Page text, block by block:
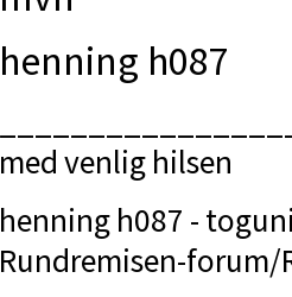
henning h087
med venlig hilsen
henning h087 -
Rundremisen-forum/